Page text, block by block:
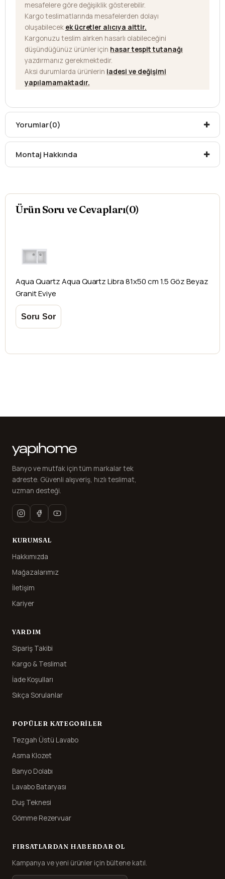
mesafelere göre değişiklik gösterebilir.
Kargo teslimatlarında mesafelerden dolayı
oluşabilecek ek ücretler alıcıya aittir.
Kargonuzu teslim alırken hasarlı olabileceğini
düşündüğünüz ürünler için hasar tespit tutanağı
yazdırmanız gerekmektedir.
Aksi durumlarda ürünlerin iadesi ve değişimi
yapılamamaktadır.
Yorumlar(0)
Montaj Hakkında
Ürün Soru ve Cevapları(0)
Aqua QuartzAqua Quartz Libra 81x50 cm 1.5 Göz Beyaz
Granit Eviye
Banyo ve mutfak için tüm markalar tek
adreste. Güvenli alışveriş, hızlı teslimat,
uzman desteği.
KURUMSAL
Hakkımızda
Mağazalarımız
İletişim
Kariyer
YARDIM
Sipariş Takibi
Kargo & Teslimat
İade Koşulları
Sıkça Sorulanlar
POPÜLER KATEGORILER
Tezgah Üstü Lavabo
Asma Klozet
Banyo Dolabı
Lavabo Bataryası
Duş Teknesi
Gömme Rezervuar
FIRSATLARDAN HABERDAR OL
Kampanya ve yeni ürünler için bültene katıl.